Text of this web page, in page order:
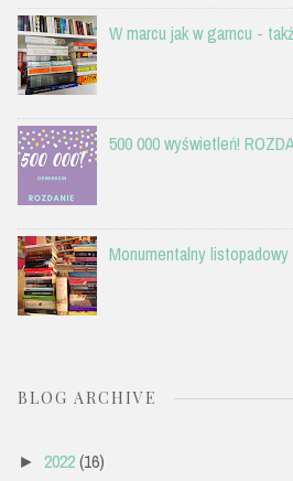
W marcu jak w garncu -
500 000 wyświetleń!
Monumentalny
BLOG ARCHIVE
► 2022(16)